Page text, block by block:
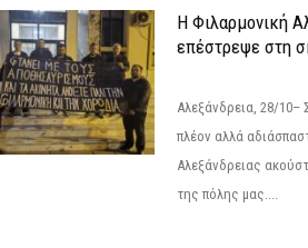
Η Φιλαρμονική
επέστρεψε στη
Αλεξάνδρεια, 28/
πλέον αλλά
Αλεξάνδρειας
της πόλης μας....